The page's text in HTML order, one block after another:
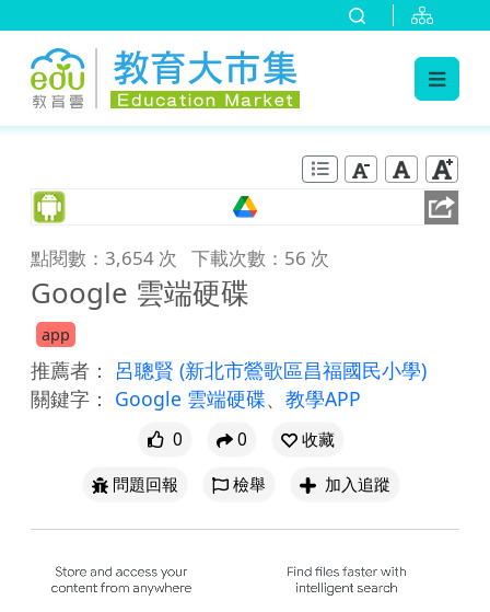
點閱數：3,654 次 下載次數：56 次
Google 雲端硬碟
app
推薦者： 呂聰賢 (新北市鶯歌區昌福國民小學)
關鍵字： Google 雲端硬碟、 教學APP
0 0
收藏
問題回報
檢舉 加入追蹤